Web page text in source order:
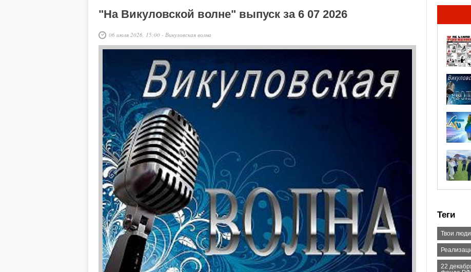
"На Викуловской волне" выпуск за 6 07 2026
06 июля 2026, 15:00 - Викуловская волна
Теги
Твои люди
22